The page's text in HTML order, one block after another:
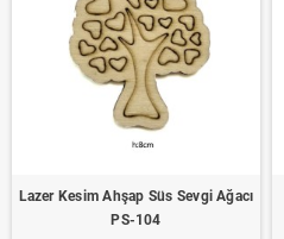
Lazer Kesim Ahşap Süs Sevgi Ağacı
PS-104